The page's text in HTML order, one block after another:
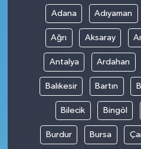
Adana Adıyaman
Ağrı Aksaray
Antalya Ardahan
Balıkesir Bartın
Bilecik Bingöl
Burdur Bursa